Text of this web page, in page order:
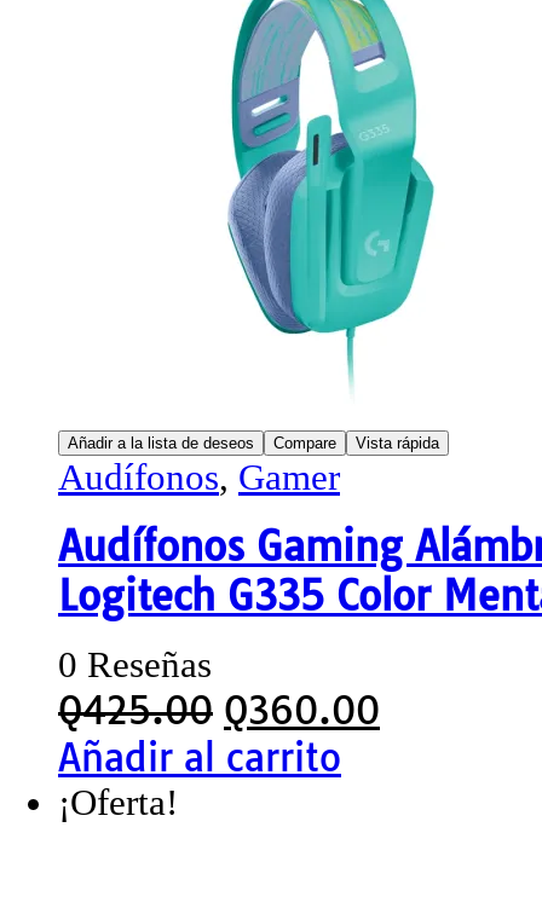
Añadir a la lista de deseos Compare Vista rápida
Audífonos, Gamer
Audífonos Gaming
Logitech G335 Color
0 Reseñas
Q425.00 Q360.00
Añadir al carrito
¡Oferta!